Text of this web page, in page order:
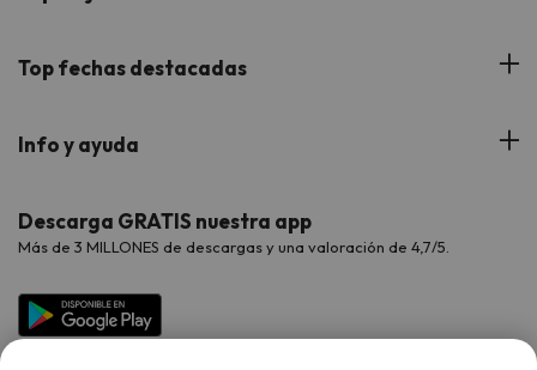
Proveedores
Viajes para grupos
Hoteles Cataluña
Hoteles Galicia
Hoteles Salou
Viajes con Niños
Viajes de Novios
Chollos con Todo Incluido
Chollos en la playa
Top fechas destacadas
Verano
Vacaciones en Agosto
Vacaciones en Octubre
Info y ayuda
Contáctanos
Preguntas frecuentes
Descarga GRATIS nuestra app
Más de 3 MILLONES de descargas y una valoración de 4,7/5.